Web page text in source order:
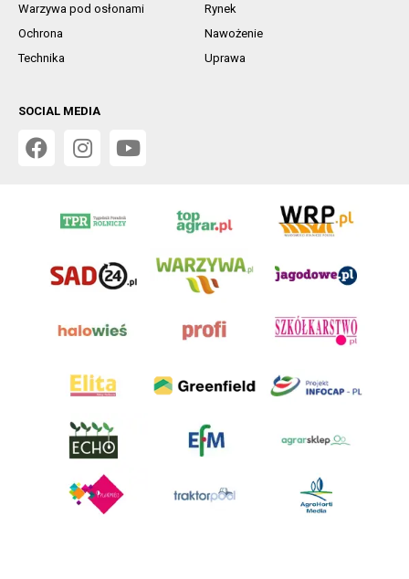
Warzywa pod osłonami
Rynek
Ochrona
Nawożenie
Technika
Uprawa
SOCIAL MEDIA